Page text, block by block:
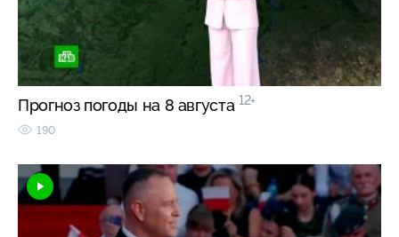
Прогноз погоды на 8 августа 12+
190